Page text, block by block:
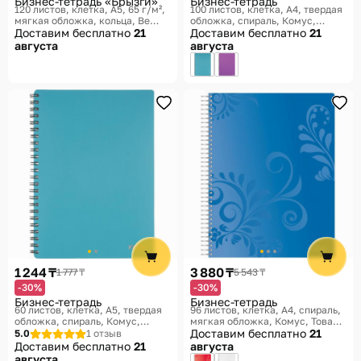
120 листов, клетка, A5, 65 г/м²,
мягкая обложка, кольца Be
Smart, Товары для офиса Storm
Доставим бесплатно 21
августа
100 листов, клетка, A4, твердая
обложка, спираль Комус,
Товары для офиса Classic
Доставим бесплатно 21
августа
1 244 ₸1 777 ₸
-30%
Бизнес-тетрадь
60 листов, клетка, A5, твердая
обложка, спираль Комус,
Товары для офиса Classic
5.0 1 отзыв
Доставим бесплатно 21
3 880 ₸5 543 ₸
-30%
Бизнес-тетрадь
96 листов, клетка, A4, спираль,
мягкая обложка Комус, Товары
для офиса Русская серия
Доставим бесплатно 21
августа